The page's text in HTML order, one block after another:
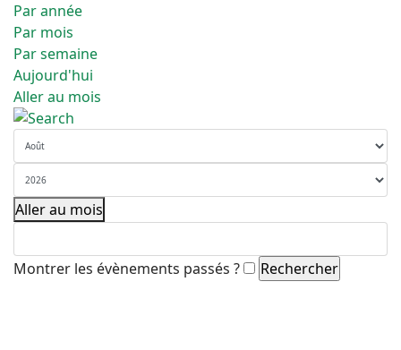
Par année
Par mois
Par semaine
Aujourd'hui
Aller au mois
Aller au mois
Montrer les évènements passés ?